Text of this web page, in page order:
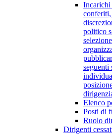
Incarichi
politico
Elenco
Posti di
Ruolo
Dirigenti